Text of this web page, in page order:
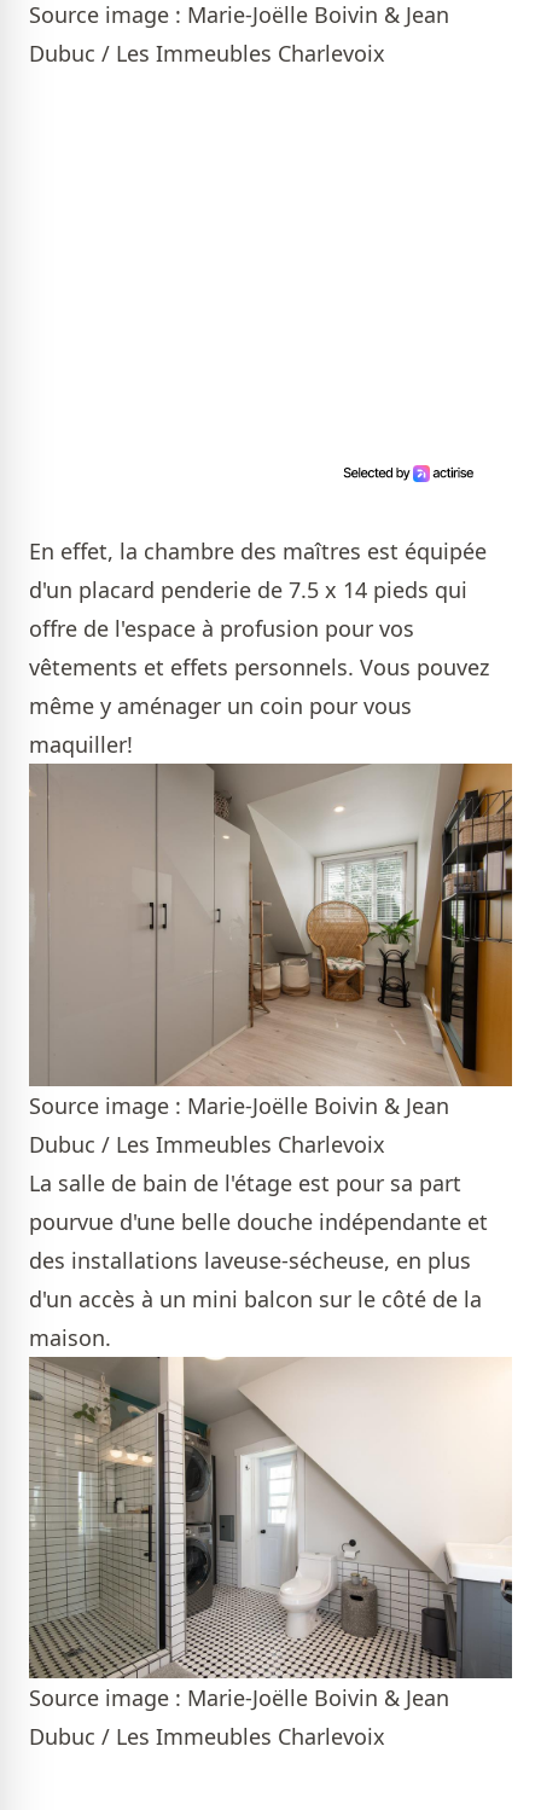
Source image : Marie-Joëlle Boivin & Jean
Dubuc / Les Immeubles Charlevoix
En effet, la chambre des maîtres est équipée
d'un placard penderie de 7.5 x 14 pieds qui
offre de l'espace à profusion pour vos
vêtements et effets personnels. Vous pouvez
même y aménager un coin pour vous
maquiller!
Source image : Marie-Joëlle Boivin & Jean
Dubuc / Les Immeubles Charlevoix
La salle de bain de l'étage est pour sa part
pourvue d'une belle douche indépendante et
des installations laveuse-sécheuse, en plus
d'un accès à un mini balcon sur le côté de la
maison.
Source image : Marie-Joëlle Boivin & Jean
Dubuc / Les Immeubles Charlevoix